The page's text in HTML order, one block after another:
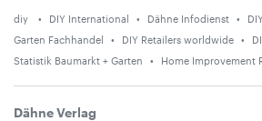
diy DIY International Dähne Infodienst
Garten Fachhandel
DIY Retailers worldwide
Statistik Baumarkt + Garten
Home Improvement
Dähne Verlag